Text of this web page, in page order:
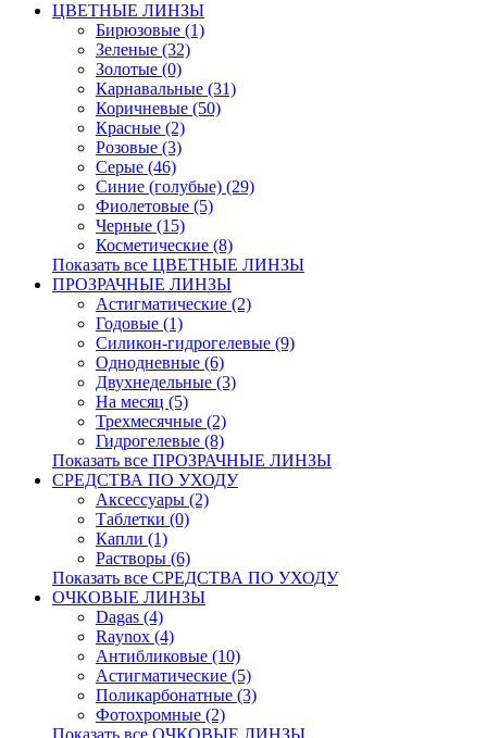
ЦВЕТНЫЕ ЛИНЗЫ
Бирюзовые (1)
Зеленые (32)
Золотые (0)
Карнавальные (31)
Коричневые (50)
Красные (2)
Розовые (3)
Серые (46)
Синие (голубые) (29)
Фиолетовые (5)
Черные (15)
Косметические (8)
Показать все ЦВЕТНЫЕ ЛИНЗЫ
ПРОЗРАЧНЫЕ ЛИНЗЫ
Астигматические (2)
Годовые (1)
Силикон-гидрогелевые (9)
Однодневные (6)
Двухнедельные (3)
На месяц (5)
Трехмесячные (2)
Гидрогелевые (8)
Показать все ПРОЗРАЧНЫЕ ЛИНЗЫ
СРЕДСТВА ПО УХОДУ
Аксессуары (2)
Таблетки (0)
Капли (1)
Растворы (6)
Показать все СРЕДСТВА ПО УХОДУ
ОЧКОВЫЕ ЛИНЗЫ
Dagas (4)
Raynox (4)
Антибликовые (10)
Астигматические (5)
Поликарбонатные (3)
Фотохромные (2)
Показать все ОЧКОВЫЕ ЛИНЗЫ